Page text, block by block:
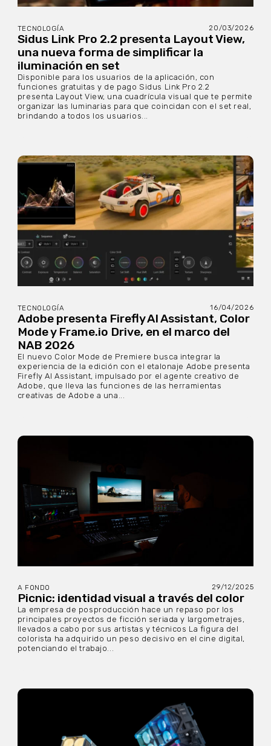
TECNOLOGÍA 20/03/2026
Sidus Link Pro 2.2 presenta Layout View,
una nueva forma de simplificar la
iluminación en set
Disponible para los usuarios de la aplicación, con
funciones gratuitas y de pago Sidus Link Pro 2.2
presenta Layout View, una cuadrícula visual que te permite
organizar las luminarias para que coincidan con el set real,
brindando a todos los usuarios...
TECNOLOGÍA 16/04/2026
Adobe presenta Firefly AI Assistant, Color
Mode y Frame.io Drive, en el marco del
NAB 2026
El nuevo Color Mode de Premiere busca integrar la
experiencia de la edición con el etalonaje Adobe presenta
Firefly AI Assistant, impulsado por el agente creativo de
Adobe, que lleva las funciones de las herramientas
creativas de Adobe a una...
A FONDO 29/12/2025
Picnic: identidad visual a través del color
La empresa de posproducción hace un repaso por los
principales proyectos de ficción seriada y largometrajes,
llevados a cabo por sus artistas y técnicos La figura del
colorista ha adquirido un peso decisivo en el cine digital,
potenciando el trabajo...